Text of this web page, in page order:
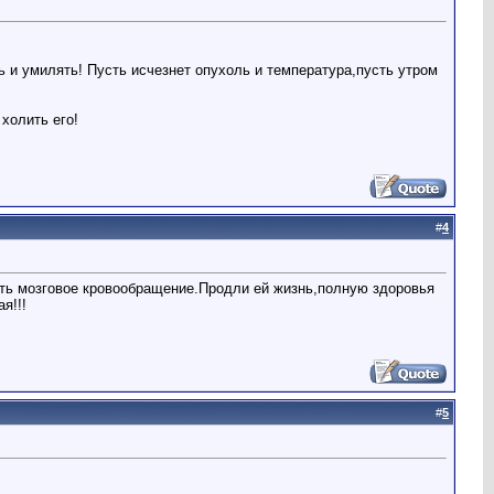
умилять! Пусть исчезнет опухоль и температура,пусть утром
его!
#4
мозговое кровообращение.Продли ей жизнь,полную здоровья
#5